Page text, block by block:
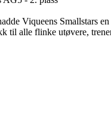
Viqueens Smallstars
til alle flinke utøvere,